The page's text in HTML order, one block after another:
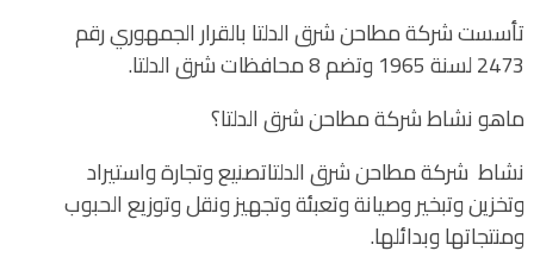
تأسست شركة مطاحن شرق الدلتا بالقرار الجمهوري رقم
2473 لسنة 1965 وتضم 8 محافظات شرق الدلتا.
ماهو نشاط شركة مطاحن شرق الدلتا؟
نشاط شركة مطاحن شرق الدلتاتصنيع وتجارة واستيراد
وتخزين وتبخير وصيانة وتعبئة وتجهيز ونقل وتوزيع الحبوب
ومنتجاتها وبدائلها.